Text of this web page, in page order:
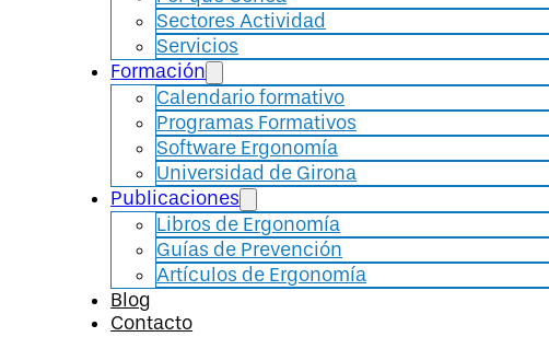
Sectores Actividad
Servicios
Formación
Calendario formativo
Programas Formativos
Software Ergonomía
Universidad de Girona
Publicaciones
Libros de Ergonomía
Guías de Prevención
Artículos de Ergonomía
Blog
Contacto